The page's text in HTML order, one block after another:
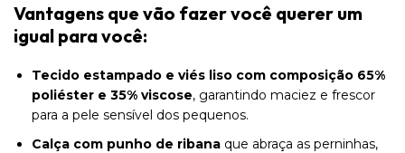
Vantagens que vão fazer você querer um
igual para você:
Tecido estampado e viés liso com composição 65%
poliéster e 35% viscose, garantindo maciez e frescor
para a pele sensível dos pequenos.
Calça com punho de ribana que abraça as perninhas,